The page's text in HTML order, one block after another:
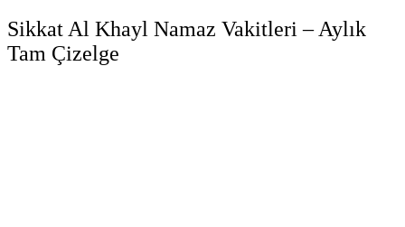
Sikkat Al Khayl Namaz Vakitleri – Aylık
Tam Çizelge